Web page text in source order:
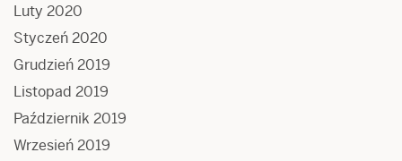
Luty 2020
Styczeń 2020
Grudzień 2019
Listopad 2019
Październik 2019
Wrzesień 2019